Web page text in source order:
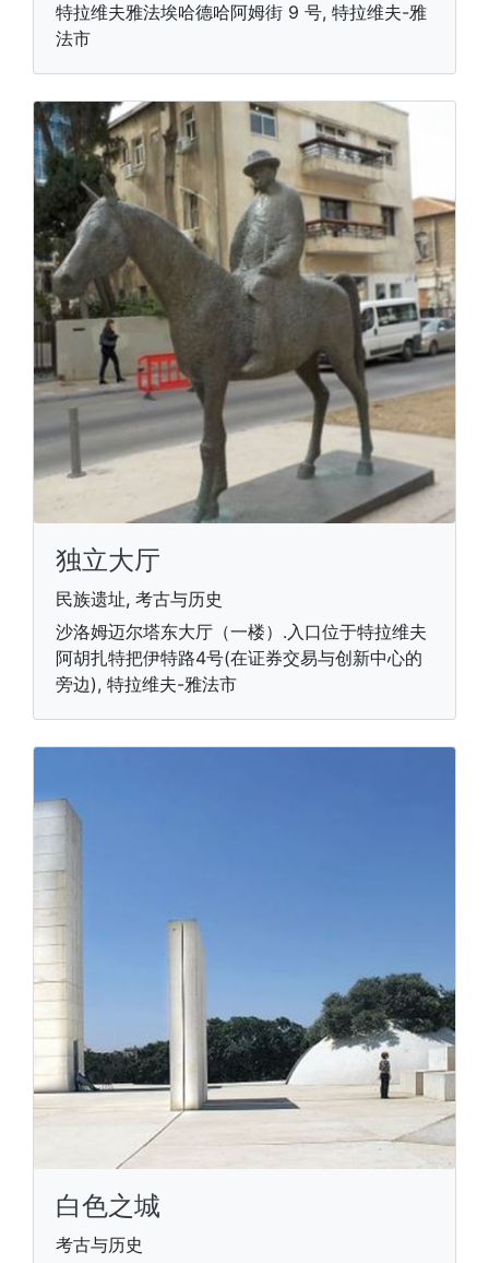
特拉维夫雅法埃哈德哈阿姆街 9 号, 特拉维夫-雅
法市
独立大厅
民族遗址, 考古与历史
沙洛姆迈尔塔东大厅（一楼）.入口位于特拉维夫
阿胡扎特把伊特路4号(在证券交易与创新中心的
旁边), 特拉维夫-雅法市
白色之城
考古与历史